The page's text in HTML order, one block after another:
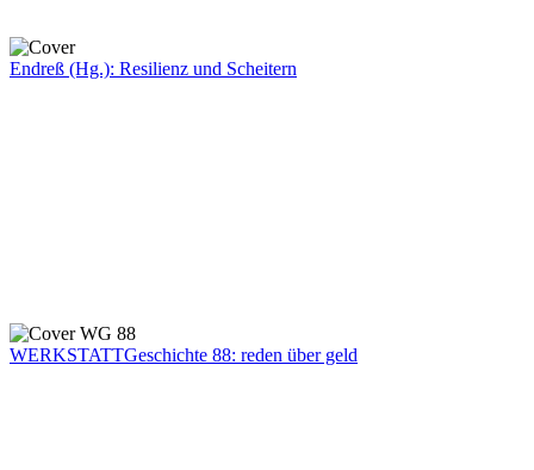
Endreß (Hg.): Resilienz und Scheitern
WERKSTATTGeschichte 88: reden über geld